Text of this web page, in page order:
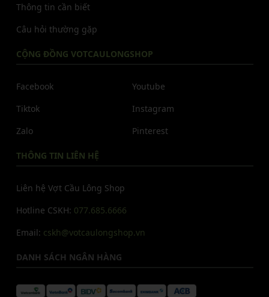
Thông tin cần biết
Câu hỏi thường gặp
CỘNG ĐỒNG VOTCAULONGSHOP
Facebook
Tiktok
Zalo
Youtube
Instagram
Pinterest
THÔNG TIN LIÊN HỆ
Liên hệ Vợt Cầu Lông Shop
Hotline CSKH: 077.685.6666
Email: cskh@votcaulongshop.vn
DANH SÁCH NGÂN HÀNG